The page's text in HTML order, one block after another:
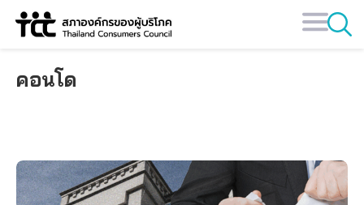
Skip
คอนโด